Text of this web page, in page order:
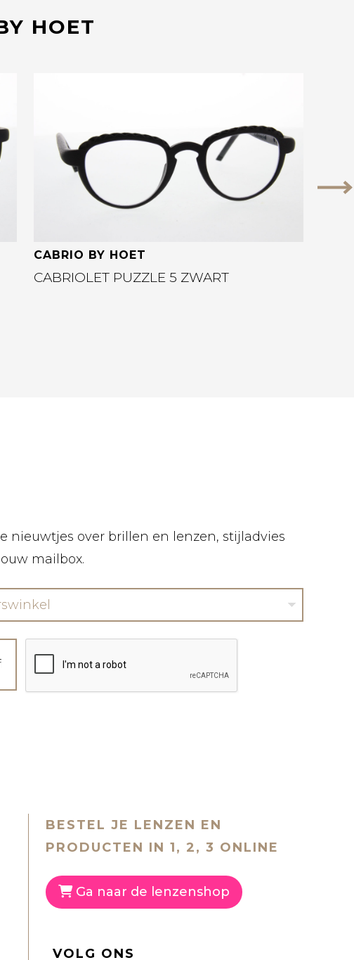
HOET
CABRIO BY HOET
CABRIOLET PUZZLE 5 ZWART
nieuwtjes over brillen en lenzen, stijladvies
mailbox.
BESTEL JE LENZEN EN
PRODUCTEN IN 1, 2, 3 ONLINE
Ga naar de lenzenshop
VOLG ONS